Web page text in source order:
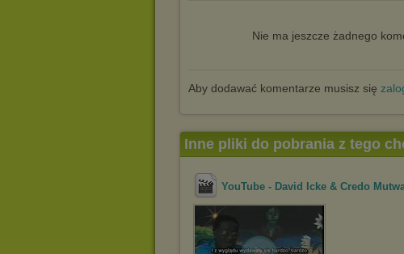
Nie ma jeszcze żadnego
Aby dodawać komentarze musisz się
Inne pliki do pobrania z tego
YouTube - David Icke & Credo